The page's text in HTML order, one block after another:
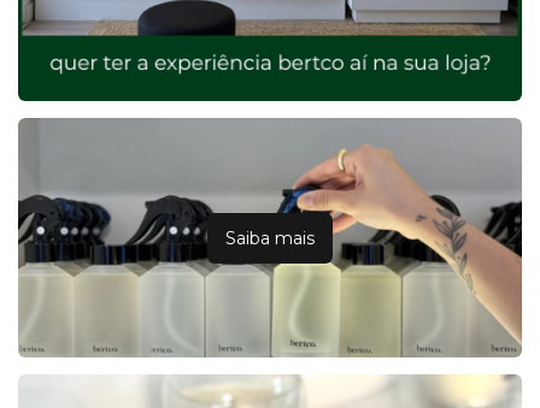
Saiba mais